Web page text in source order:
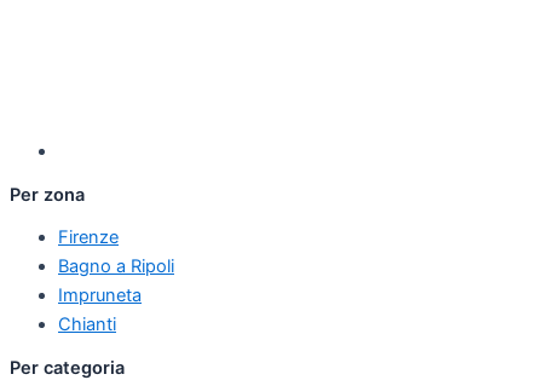
Per zona
Firenze
Bagno a Ripoli
Impruneta
Chianti
Per categoria